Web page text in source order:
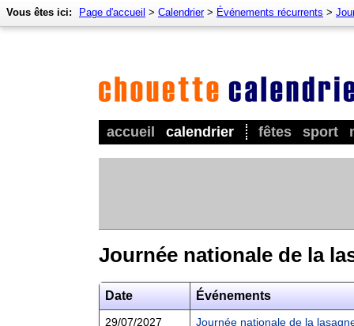
accueil calendrier fêtes sport
Vous êtes ici: Page d'accueil > Calendrier> Événements récurrents >
Journée nationale de la
Date Événements
29/07/2027
Journée nationale de la